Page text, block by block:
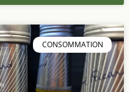
CONSOMMATION